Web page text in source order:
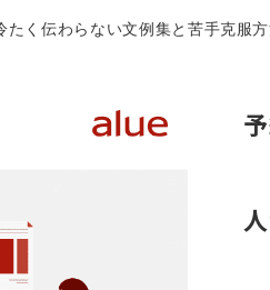
く伝わらない文例集と苦手克服